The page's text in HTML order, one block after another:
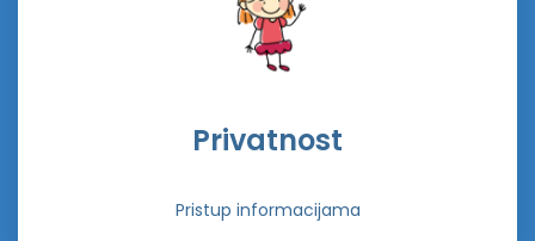
Privatnost
Pristup informacijama